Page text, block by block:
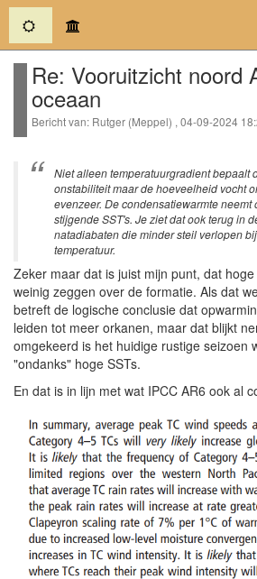
(current)
Re: Vooruitzicht noord
oceaan
Bericht van: Rutger (Meppel) , 04-09-2024
Niet alleen temperatuurgradient bepaalt
onstabiliteit maar de hoeveelheid vocht
evenzeer. De condensatiewarmte neemt
stijgende SST's. Je ziet dat ook terug in
natadiabaten die minder steil verlopen
temperatuur.
Zeker maar dat is juist mijn punt, dat
weinig zeggen over de formatie. Als dat
betreft de logische conclusie dat
leiden tot meer orkanen, maar dat blijkt
omgekeerd is het huidige rustige seizoen
"ondanks" hoge SSTs.
En dat is in lijn met wat IPCC AR6 ook al